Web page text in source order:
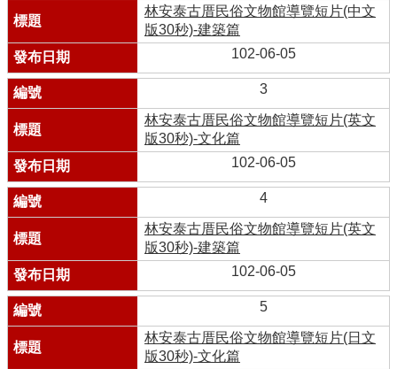
林安泰古厝民俗文物館導覽短片(中文
版30秒)-建築篇
102-06-05
3
林安泰古厝民俗文物館導覽短片(英文
版30秒)-文化篇
102-06-05
4
林安泰古厝民俗文物館導覽短片(英文
版30秒)-建築篇
102-06-05
5
林安泰古厝民俗文物館導覽短片(日文
版30秒)-文化篇